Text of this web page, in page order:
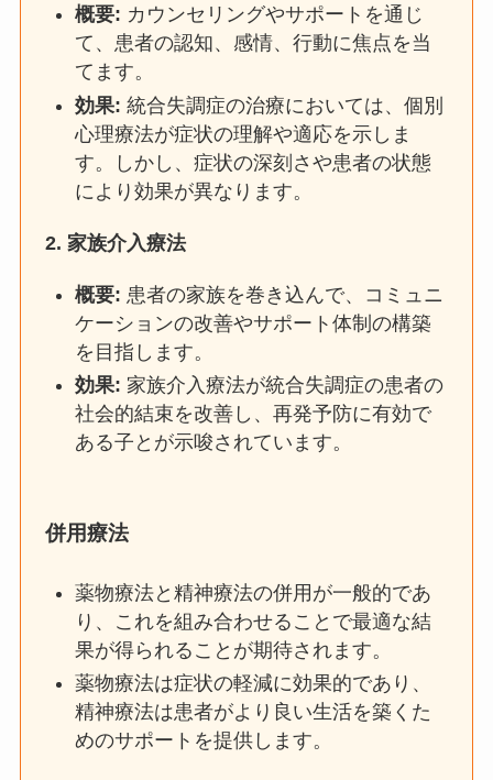
概要: カウンセリングやサポートを通じ
て、患者の認知、感情、行動に焦点を当
てます。
効果: 統合失調症の治療においては、個別
心理療法が症状の理解や適応を示しま
す。しかし、症状の深刻さや患者の状態
により効果が異なります。
2.家族介入療法
概要: 患者の家族を巻き込んで、コミュニ
ケーションの改善やサポート体制の構築
を目指します。
効果: 家族介入療法が統合失調症の患者の
社会的結束を改善し、再発予防に有効で
ある子とが示唆されています。
併用療法
薬物療法と精神療法の併用が一般的であ
り、これを組み合わせることで最適な結
果が得られることが期待されます。
薬物療法は症状の軽減に効果的であり、
精神療法は患者がより良い生活を築くた
めのサポートを提供します。